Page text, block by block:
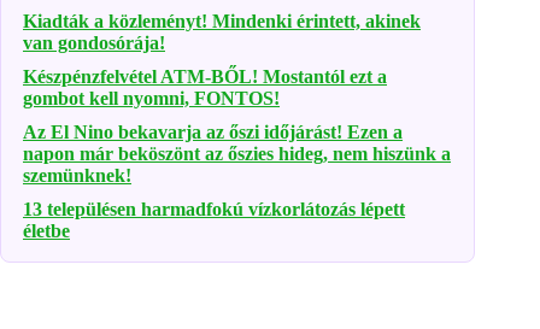
Kiadták a közleményt! Mindenki érintett, akinek
van gondosórája!
Készpénzfelvétel ATM-BŐL! Mostantól ezt a
gombot kell nyomni, FONTOS!
Az El Nino bekavarja az őszi időjárást! Ezen a
napon már beköszönt az őszies hideg, nem hiszünk a
szemünknek!
13 településen harmadfokú vízkorlátozás lépett
életbe